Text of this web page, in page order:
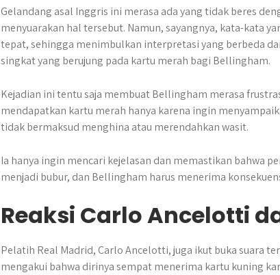
Gelandang asal Inggris ini merasa ada yang tidak beres
menyuarakan hal tersebut. Namun, sayangnya, kata-kata
tepat, sehingga menimbulkan interpretasi yang berbeda
singkat yang berujung pada kartu merah bagi Bellingham.
Kejadian ini tentu saja membuat Bellingham merasa
mendapatkan kartu merah hanya karena ingin
tidak bermaksud menghina atau merendahkan wasit.
Ia hanya ingin mencari kejelasan dan memastikan bahwa
menjadi bubur, dan Bellingham harus menerima
Reaksi Carlo Ancelotti
Pelatih Real Madrid, Carlo Ancelotti, juga ikut buka suara
mengakui bahwa dirinya sempat menerima kartu kuning